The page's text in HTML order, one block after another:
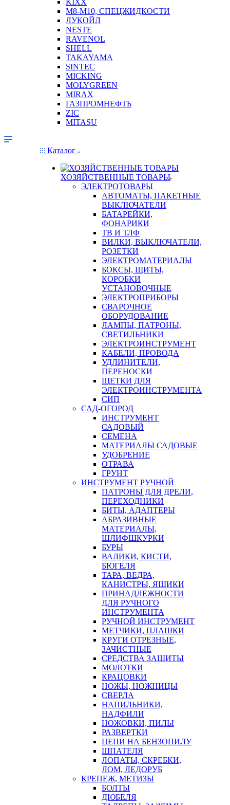
KIXX
М8-М10, СПЕЦЖИДКОСТИ
ЛУКОЙЛ
NESTE
RAVENOL
SHELL
TAKAYAMA
SINTEC
MICKING
MOLYGREEN
MIRAX
ГАЗПРОМНЕФТЬ
ZIC
MITASU
Каталог
ХОЗЯЙСТВЕННЫЕ ТОВАРЫ
ЭЛЕКТРОТОВАРЫ
АВТОМАТЫ, ПАКЕТНЫЕ
ВЫКЛЮЧАТЕЛИ
БАТАРЕЙКИ,
ФОНАРИКИ
ТВ И ТЛФ
ВИЛКИ, ВЫКЛЮЧАТЕЛИ,
РОЗЕТКИ
ЭЛЕКТРОМАТЕРИАЛЫ
БОКСЫ, ЩИТЫ,
КОРОБКИ
УСТАНОВОЧНЫЕ
ЭЛЕКТРОПРИБОРЫ
СВАРОЧНОЕ
ОБОРУДОВАНИЕ
ЛАМПЫ, ПАТРОНЫ,
СВЕТИЛЬНИКИ
ЭЛЕКТРОИНСТРУМЕНТ
КАБЕЛИ, ПРОВОДА
УДЛИНИТЕЛИ,
ПЕРЕНОСКИ
ЩЕТКИ ДЛЯ
ЭЛЕКТРОИНСТРУМЕНТА
СИП
САД-ОГОРОД
ИНСТРУМЕНТ
САДОВЫЙ
СЕМЕНА
МАТЕРИАЛЫ САДОВЫЕ
УДОБРЕНИЕ
ОТРАВА
ГРУНТ
ИНСТРУМЕНТ РУЧНОЙ
ПАТРОНЫ ДЛЯ ДРЕЛИ,
ПЕРЕХОДНИКИ
БИТЫ, АДАПТЕРЫ
АБРАЗИВНЫЕ
МАТЕРИАЛЫ,
ШЛИФШКУРКИ
БУРЫ
ВАЛИКИ, КИСТИ,
БЮГЕЛЯ
ТАРА, ВЕДРА,
КАНИСТРЫ, ЯЩИКИ
ПРИНАДЛЕЖНОСТИ
ДЛЯ РУЧНОГО
ИНСТРУМЕНТА
РУЧНОЙ ИНСТРУМЕНТ
МЕТЧИКИ, ПЛАШКИ
КРУГИ ОТРЕЗНЫЕ,
ЗАЧИСТНЫЕ
СРЕДСТВА ЗАЩИТЫ
МОЛОТКИ
КРАЦОВКИ
НОЖЫ, НОЖНИЦЫ
СВЕРЛА
НАПИЛЬНИКИ,
НАДФИЛИ
НОЖОВКИ, ПИЛЫ
РАЗВЕРТКИ
ЦЕПИ НА БЕНЗОПИЛУ
ШПАТЕЛЯ
ЛОПАТЫ, СКРЕБКИ,
ЛОМ, ЛЕДОРУБ
КРЕПЕЖ, МЕТИЗЫ
БОЛТЫ
ДЮБЕЛЯ